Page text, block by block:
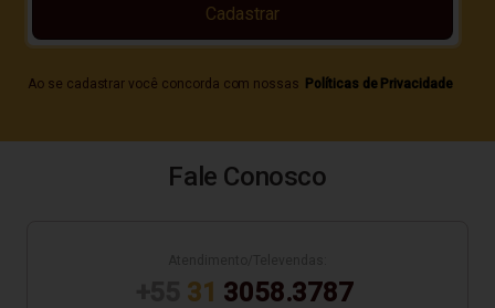
Ao se cadastrar você concorda com nossas Políticas de Privacidade
Cadastrar
Fale Conosco
31 3058.3787